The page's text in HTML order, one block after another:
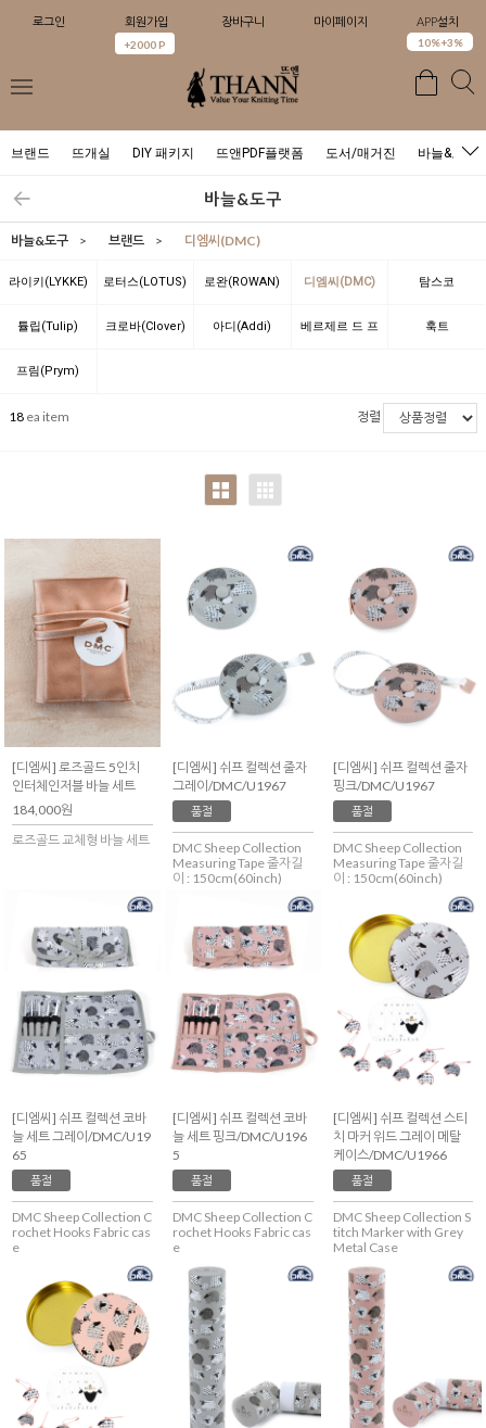
로그인 회원가입
+2000 P
장바구니 마이페이지 APP설치
10%+3%
브랜드 뜨개실 DIY 패키지 뜨앤PDF플랫폼 도서/매거진 바늘&도구
바늘&도구
바늘&도구 > 브랜드 > 디엠씨(DMC)
라이키(LYKKE) 로터스(LOTUS) 로완(ROWAN) 디엠씨(DMC) 탐스코
(TAMSCO)
튤립(Tulip) 크로바(Clover) 아디(Addi) 베르제르 드 프
DE FRANCE)
훅트
프림(Prym)
18 ea item 정렬
[디엠씨] 로즈골드 5인치
인터체인저블 바늘 세트
184,000원
로즈골드 교체형 바늘 세트
[디엠씨] 쉬프 컬렉션 줄자
그레이/DMC/U1967
품절
DMC Sheep Collection
Measuring Tape 줄자길
이 : 150cm(60inch)
[디엠씨] 쉬프 컬렉션 줄자
핑크/DMC/U1967
품절
DMC Sheep Collection
Measuring Tape 줄자길
이 : 150cm(60inch)
[디엠씨] 쉬프 컬렉션 코바
늘 세트 그레이/DMC/U19
65
품절
DMC Sheep Collection C
rochet Hooks Fabric cas
e
[디엠씨] 쉬프 컬렉션 코바
늘 세트 핑크/DMC/U196
5
품절
DMC Sheep Collection C
rochet Hooks Fabric cas
e
[디엠씨] 쉬프 컬렉션 스티
치 마커 위드 그레이 메탈
케이스/DMC/U1966
품절
DMC Sheep Collection S
titch Marker with Grey
Metal Case